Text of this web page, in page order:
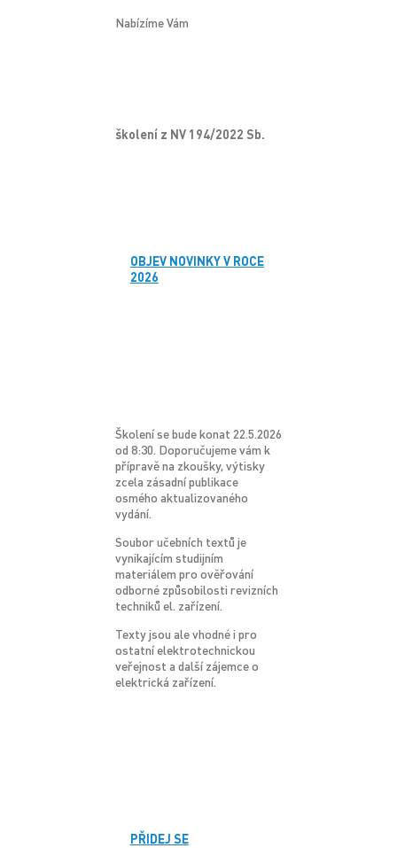
Nabízíme Vám
školení z NV 194/2022 Sb.
OBJEV NOVINKY V ROCE
2026
Školení se bude konat 22.5.2026
od 8:30. Doporučujeme vám k
přípravě na zkoušky, výtisky
zcela zásadní publikace
osmého aktualizovaného
vydání.
Soubor učebních textů je
vynikajícím studijním
materiálem pro ověřování
odborné způsobilosti revizních
techniků el. zařízení.
Texty jsou ale vhodné i pro
ostatní elektrotechnickou
veřejnost a další zájemce o
elektrická zařízení.
PŘIDEJ SE